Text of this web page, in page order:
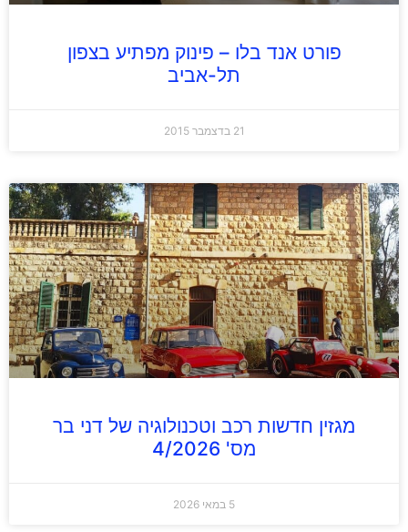
פורט אנד בלו – פינוק מפתיע בצפון
תל-אביב
21 בדצמבר 2015
מגזין חדשות רכב וטכנולוגיה של דני בר
מס' 4/2026
5 במאי 2026